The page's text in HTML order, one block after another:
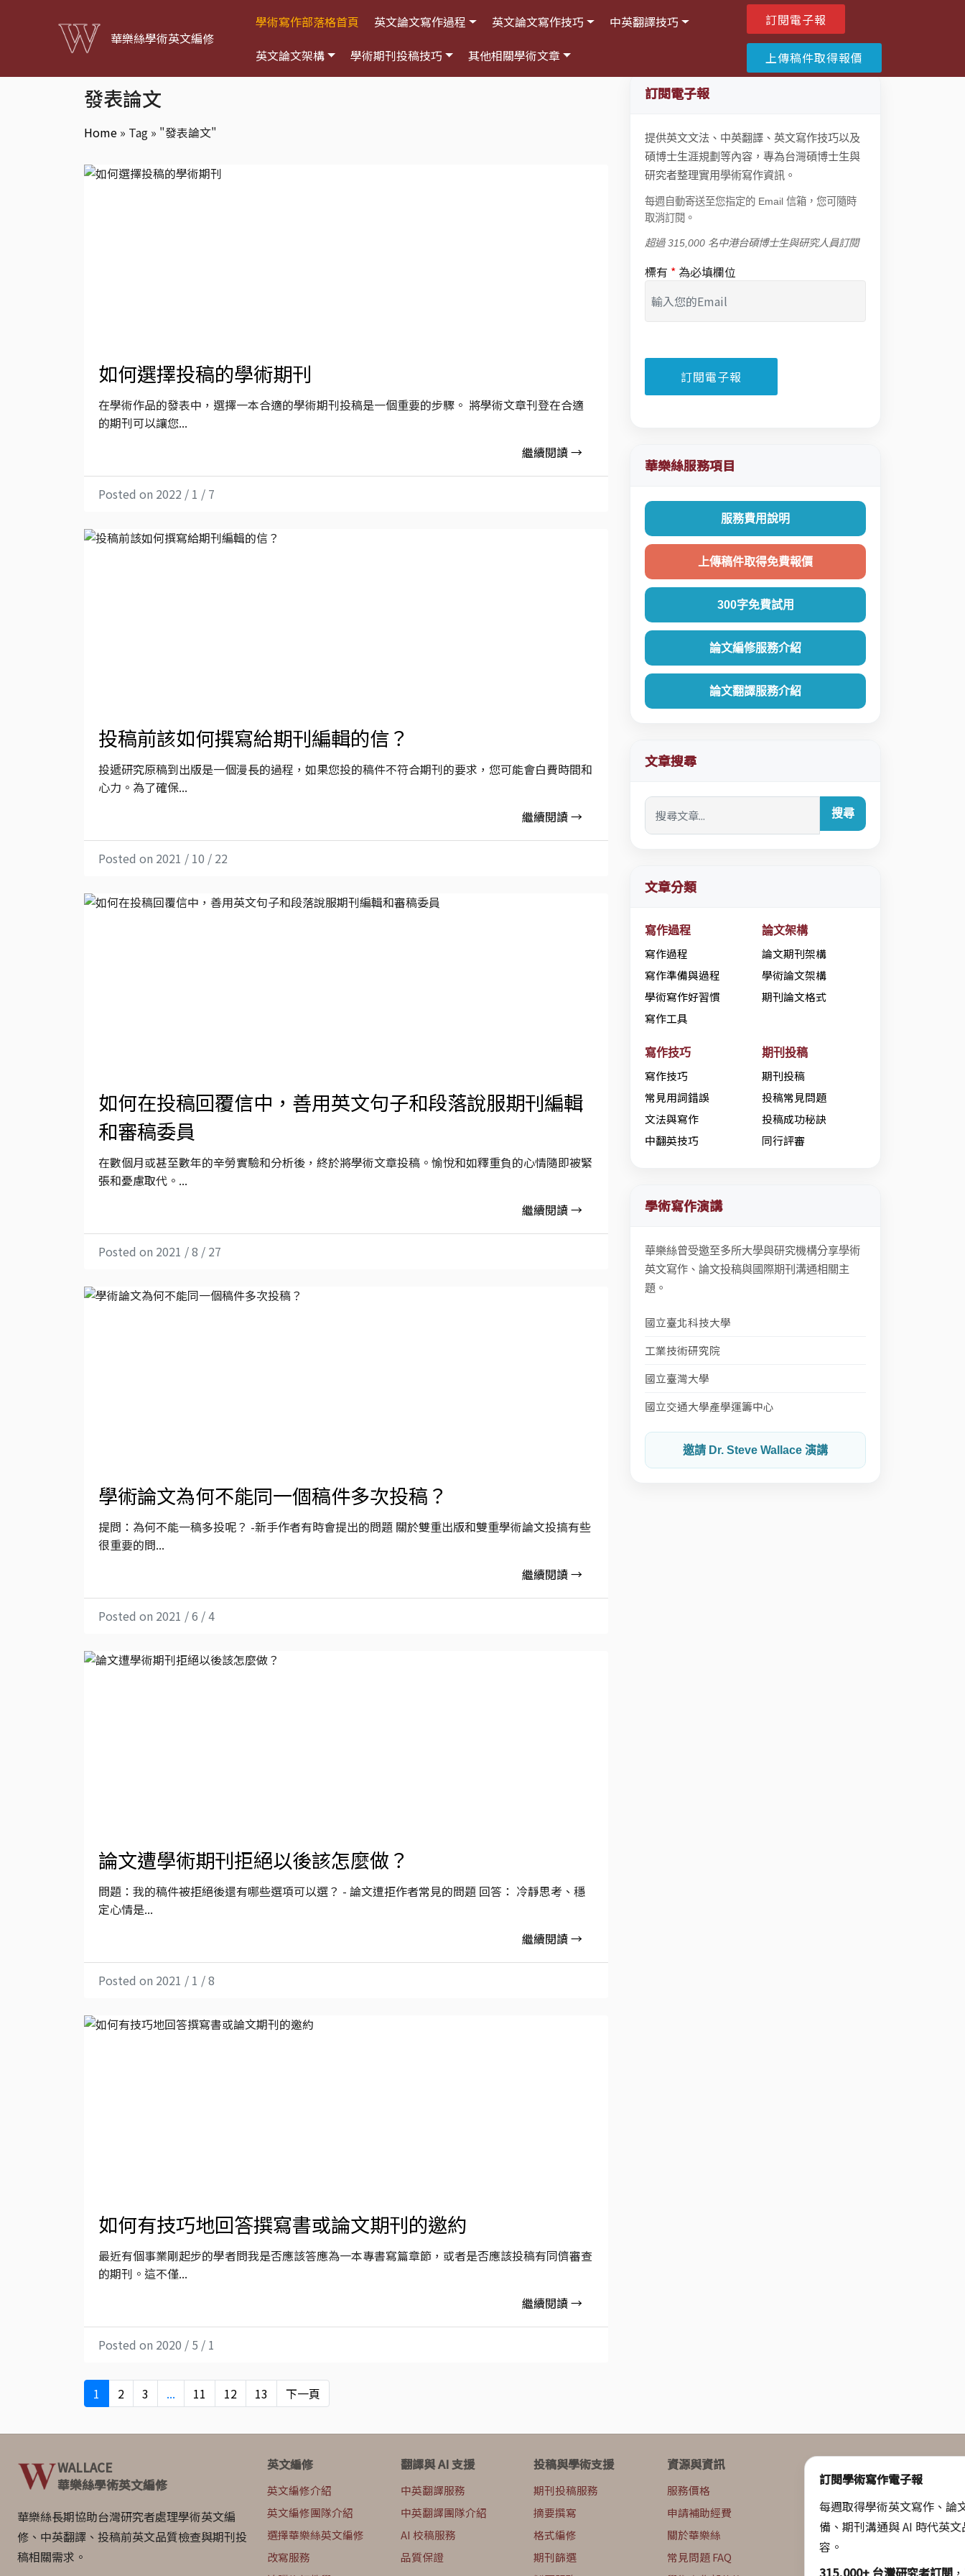
華樂絲學術英文編修
學術寫作部落格首頁 英文論文寫作過程 英文論文寫作技巧
中英翻譯技巧
英文論文架構
學術期刊投稿技巧 其他相關學術文章
訂閱電子報
上傳稿件取得報價
發表論文
Home » Tag » "發表論文"
如何選擇投稿的學術期刊
在學術作品的發表中，選擇一本合適的學術期刊投稿是一個重要的步驟。 將學術文章刊登在合適
的期刊可以讓您...
繼續閱讀 →
Posted on 2022 / 1 / 7
投稿前該如何撰寫給期刊編輯的信？
投遞研究原稿到出版是一個漫長的過程，如果您投的稿件不符合期刊的要求，您可能會白費時間和
心力。為了確保...
繼續閱讀 →
Posted on 2021 / 10 / 22
如何在投稿回覆信中，善用英文句子和段落說服期刊編輯
和審稿委員
在數個月或甚至數年的辛勞實驗和分析後，終於將學術文章投稿。愉悅和如釋重負的心情隨即被緊
張和憂慮取代。...
繼續閱讀 →
Posted on 2021 / 8 / 27
學術論文為何不能同一個稿件多次投稿？
提問：為何不能一稿多投呢？ -新手作者有時會提出的問題 關於雙重出版和雙重學術論文投搞有些
很重要的問...
繼續閱讀 →
Posted on 2021 / 6 / 4
論文遭學術期刊拒絕以後該怎麼做？
問題：我的稿件被拒絕後還有哪些選項可以選？ - 論文遭拒作者常見的問題 回答： 冷靜思考、穩
定心情是...
繼續閱讀 →
Posted on 2021 / 1 / 8
如何有技巧地回答撰寫書或論文期刊的邀約
最近有個事業剛起步的學者問我是否應該答應為一本專書寫篇章節，或者是否應該投稿有同儕審查
的期刊。這不僅...
繼續閱讀 →
Posted on 2020 / 5 / 1
1 2 3 ... 11 12 13 下一頁
訂閱電子報
提供英文文法、中英翻譯、英文寫作技巧以及
碩博士生涯規劃等內容，專為台灣碩博士生與
研究者整理實用學術寫作資訊。
每週自動寄送至您指定的 Email 信箱，您可隨時
取消訂閱。
超過 315,000 名中港台碩博士生與研究人員訂閱
標有 * 為必填欄位
華樂絲服務項目
服務費用說明
上傳稿件取得免費報價
300字免費試用
論文編修服務介紹
論文翻譯服務介紹
文章搜尋
搜尋
文章分類
寫作過程
寫作過程
寫作準備與過程
學術寫作好習慣
寫作工具
論文架構
論文期刊架構
學術論文架構
期刊論文格式
寫作技巧
寫作技巧
常見用詞錯誤
文法與寫作
中翻英技巧
期刊投稿
期刊投稿
投稿常見問題
投稿成功秘訣
同行評審
學術寫作演講
華樂絲曾受邀至多所大學與研究機構分享學術
英文寫作、論文投稿與國際期刊溝通相關主
題。
國立臺北科技大學
工業技術研究院
國立臺灣大學
國立交通大學產學運籌中心
邀請 Dr. Steve Wallace 演講
WALLACE
華樂絲學術英文編修
華樂絲長期協助台灣研究者處理學術英文編
修、中英翻譯、投稿前英文品質檢查與期刊投
稿相關需求。
英文編修
英文編修介紹
英文編修團隊介紹
選擇華樂絲英文編修
改寫服務
翻譯與 AI 支援
中英翻譯服務
中英翻譯團隊介紹
AI 校稿服務
品質保證
投稿與學術支援
期刊投稿服務
摘要撰寫
格式編修
期刊篩選
資源與資訊
服務價格
申請補助經費
關於華樂絲
常見問題 FAQ
訂閱學術寫作電子報
每週取得學術英文寫作、論
備、期刊溝通與 AI 時代英
容。
315,000+ 台灣研究者訂閱